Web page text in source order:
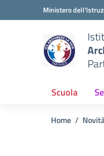
Vai ai contenuti
Vai al menu di navigazione
Ministero
Scuola
Home